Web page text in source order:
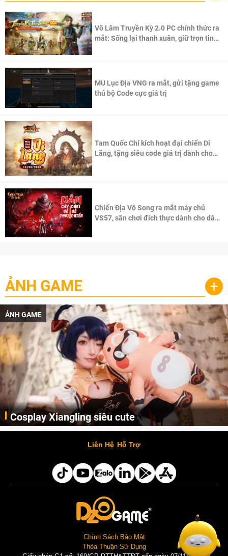
Võ Lâm Truyền Kỳ 2.0 PC chính thức ra
mắt: Sống lại thanh xuân, giữ trọn tinh
MU Lục Địa VNG ra mắt, gửi tặng game
thủ bộ Code cực giá trị
Tam Quốc Chí kích hoạt đại chiến Di
Lăng, tặng siêu code giá trị dành cho
Chiến Địa Vô Song ra mắt máy chủ
VS57, sân chơi đích thực dành cho dân
ẢNH GAME +
ẢNH GAME
Cosplay Xiangling siêu cute
Cùng thưởng thức những hình ảnh cosplay Xiangling trong Genshin Impact siêu dễ thương của người dùng Weibo "阿包也是兔娘"
Liên Hệ Hỗ Trợ
Chính Sách Bảo Mật
Thỏa Thuận Sử Dụng